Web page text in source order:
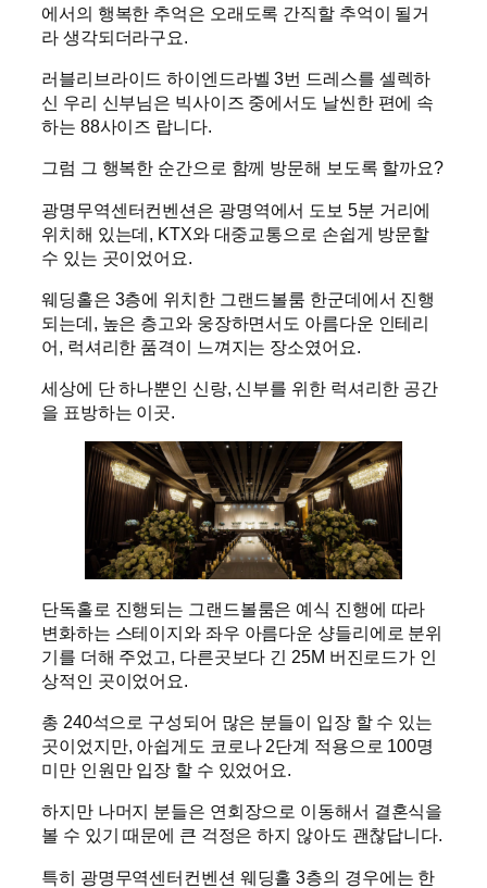
에서의 행복한 추억은 오래도록 간직할 추억이 될거
라 생각되더라구요.
러블리브라이드 하이엔드라벨 3번 드레스를 셀렉하
신 우리 신부님은 빅사이즈 중에서도 날씬한 편에 속
하는 88사이즈 랍니다.
그럼 그 행복한 순간으로 함께 방문해 보도록 할까요?
광명무역센터컨벤션은 광명역에서 도보 5분 거리에
위치해 있는데, KTX와 대중교통으로 손쉽게 방문할
수 있는 곳이었어요.
웨딩홀은 3층에 위치한 그랜드볼룸 한군데에서 진행
되는데, 높은 층고와 웅장하면서도 아름다운 인테리
어, 럭셔리한 품격이 느껴지는 장소였어요.
세상에 단 하나뿐인 신랑, 신부를 위한 럭셔리한 공간
을 표방하는 이곳.
단독홀로 진행되는 그랜드볼룸은 예식 진행에 따라
변화하는 스테이지와 좌우 아름다운 샹들리에로 분위
기를 더해 주었고, 다른곳보다 긴 25M 버진로드가 인
상적인 곳이었어요.
총 240석으로 구성되어 많은 분들이 입장 할 수 있는
곳이었지만, 아쉽게도 코로나 2단계 적용으로 100명
미만 인원만 입장 할 수 있었어요.
하지만 나머지 분들은 연회장으로 이동해서 결혼식을
볼 수 있기 때문에 큰 걱정은 하지 않아도 괜찮답니다.
특히 광명무역센터컨벤션 웨딩홀 3층의 경우에는 한